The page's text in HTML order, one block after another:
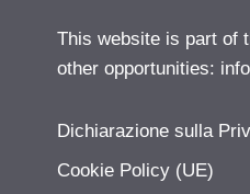
This website is part of
other opportunities:
Dichiarazione sulla
Cookie Policy (UE)